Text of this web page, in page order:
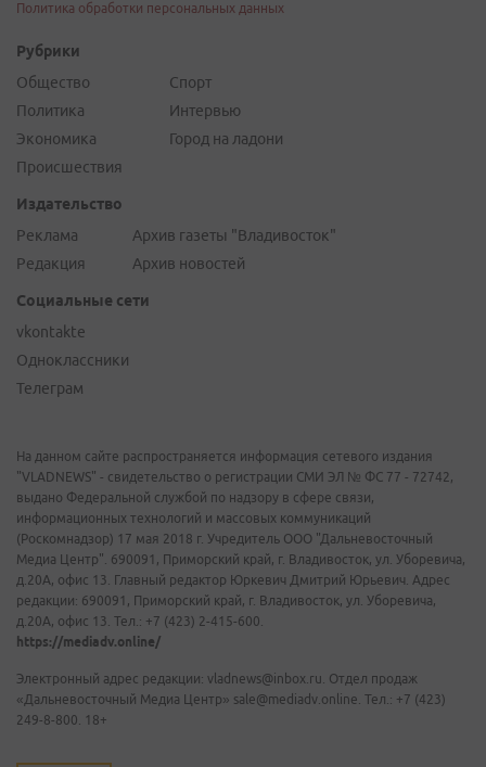
Политика обработки персональных данных
Рубрики
Общество
Политика
Экономика
Происшествия
Спорт
Интервью
Город на ладони
Издательство
Реклама
Редакция
Архив газеты "Владивосток"
Архив новостей
Социальные сети
vkontakte
Одноклассники
Телеграм
На данном сайте распространяется информация сетевого издания
"VLADNEWS" - свидетельство о регистрации СМИ ЭЛ № ФС 77 - 72742,
выдано Федеральной службой по надзору в сфере связи,
информационных технологий и массовых коммуникаций
(Роскомнадзор) 17 мая 2018 г. Учредитель ООО "Дальневосточный
Медиа Центр". 690091, Приморский край, г. Владивосток, ул. Уборевича,
д.20А, офис 13. Главный редактор Юркевич Дмитрий Юрьевич. Адрес
редакции: 690091, Приморский край, г. Владивосток, ул. Уборевича,
д.20А, офис 13. Тел.: +7 (423) 2-415-600.
https://mediadv.online/
Электронный адрес редакции: vladnews@inbox.ru. Отдел продаж
«Дальневосточный Медиа Центр» sale@mediadv.online. Тел.: +7 (423)
249-8-800. 18+